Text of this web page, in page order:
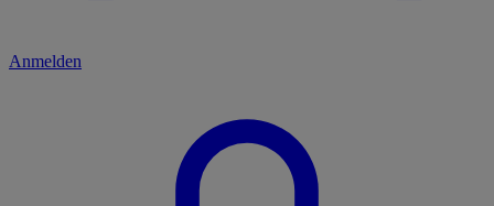
Anmelden